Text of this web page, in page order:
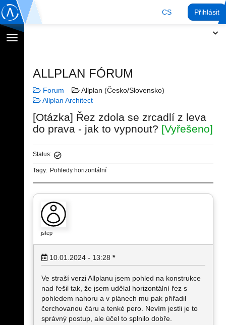
CS Přihlásit
Přepnout
ALLPLAN FÓRUM
Forum
Allplan (Česko/Slovensko)
Allplan Architect
[Otázka] Řez zdola se zrcadlí z leva
do prava - jak to vypnout? [Vyřešeno]
Status:
Tagy: Pohledy horizontální
jstep
10.01.2024 - 13:28 *
Ve straší verzi Allplanu jsem pohled na konstrukce
nad řešil tak, že jsem udělal horizontální řez s
pohledem nahoru a v plánech mu pak přiřadil
čerchovanou čáru a tenké pero. Nevím jestli je to
správný postup, ale účel to splnilo dobře.